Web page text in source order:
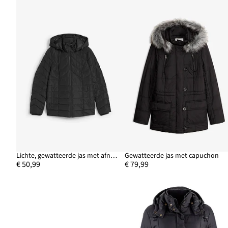
Lichte, gewatteerde jas met afneembare capuchon
€ 50,99
Gewatteerde jas met capuchon
€ 79,99